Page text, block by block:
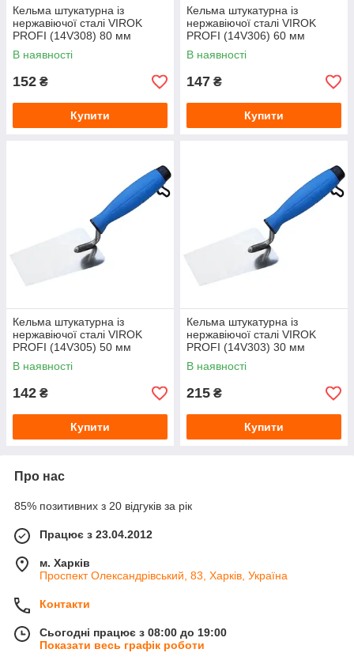
Кельма штукатурна із
нержавіючої сталі VIROK
PROFI (14V308) 80 мм
В наявності
152 ₴
Купити
Кельма штукатурна із
нержавіючої сталі VIROK
PROFI (14V306) 60 мм
В наявності
147 ₴
Купити
Кельма штукатурна із
нержавіючої сталі VIROK
PROFI (14V305) 50 мм
В наявності
142 ₴
Купити
Кельма штукатурна із
нержавіючої сталі VIROK
PROFI (14V303) 30 мм
В наявності
215 ₴
Купити
Про нас
85% позитивних з 20 відгуків за рік
Працює з 23.04.2012
м. Харків
Проспект Олександрівський, 83, Харків, Україна
Контакти
Сьогодні працює з 08:00 до 19:00
Показати весь графік роботи